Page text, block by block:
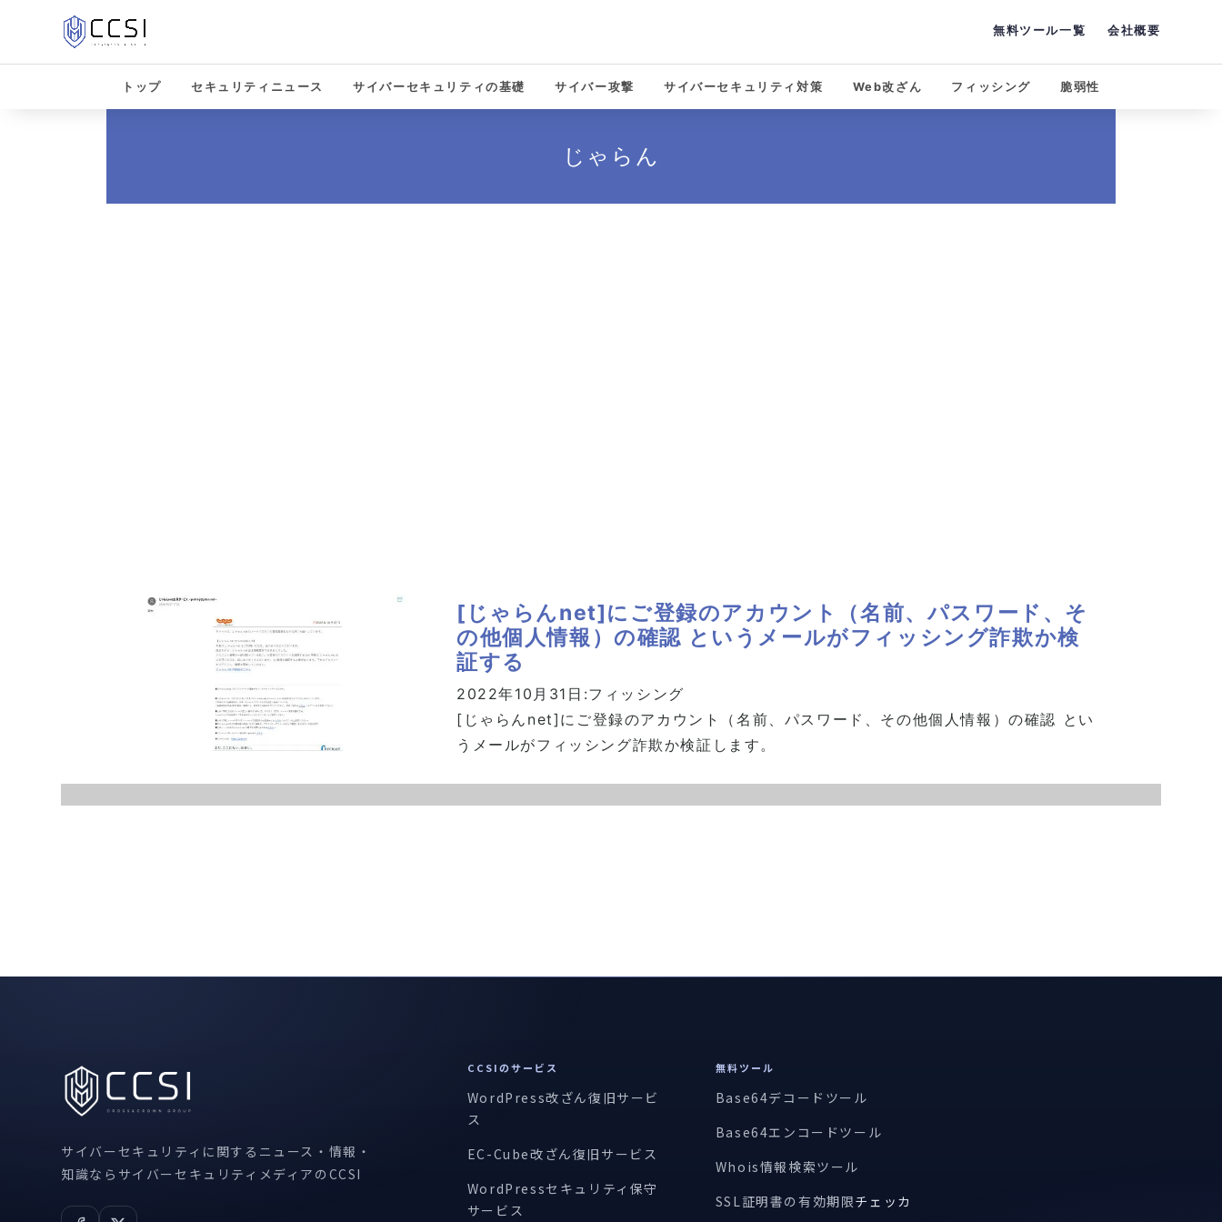
無料ツール一覧 会社概要
トップ セキュリティニュース サイバーセキュリティの基礎 サイバー攻撃 サイバーセキュリティ対策 Web改ざん フィッシング 脆弱性
じゃらん
[じゃらんnet]にご登録のアカウント（名前、パスワード、そ
の他個人情報）の確認 というメールがフィッシング詐欺か検
証する
2022年10月31日:フィッシング
[じゃらんnet]にご登録のアカウント（名前、パスワード、その他個人情報）の確認 とい
うメールがフィッシング詐欺か検証します。
サイバーセキュリティに関するニュース・情報・
知識ならサイバーセキュリティメディアのCCSI
CCSIのサービス
WordPress改ざん復旧サービ
ス
EC-Cube改ざん復旧サービス
WordPressセキュリティ保守
サービス
無料ツール
Base64デコードツール
Base64エンコードツール
Whois情報検索ツール
SSL証明書の有効期限チェッカ